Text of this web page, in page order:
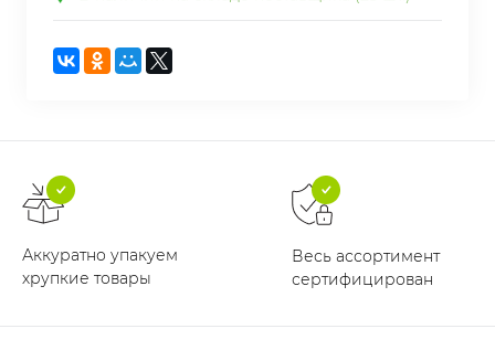
Аккуратно упакуем
хрупкие товары
Весь ассортимент
сертифицирован